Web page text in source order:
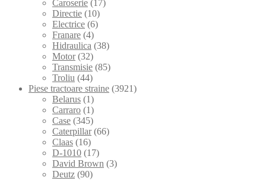
Caroserie (17)
Directie (10)
Electrice (6)
Franare (4)
Hidraulica (38)
Motor (32)
Transmisie (85)
Troliu (44)
Piese tractoare straine (3921)
Belarus (1)
Carraro (1)
Case (345)
Caterpillar (66)
Claas (16)
D-1010 (17)
David Brown (3)
Deutz (90)